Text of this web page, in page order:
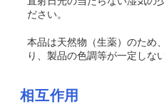
ださい。
本品は天然物（生薬）のため
り、製品の色調等が一定しな
相互作用